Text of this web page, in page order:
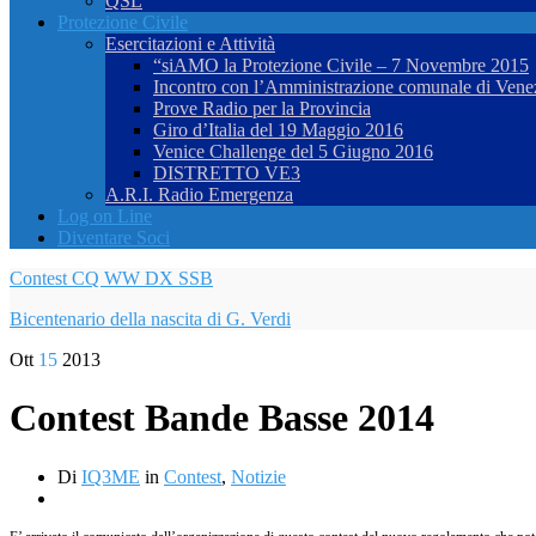
Protezione Civile
Esercitazioni e Attività
“siAMO la Protezione Civile – 7 Novembre 2015
Incontro con l’Amministrazione comunale di
Prove Radio per la Provincia
Giro d’Italia del 19 Maggio 2016
Venice Challenge del 5 Giugno 2016
DISTRETTO VE3
A.R.I. Radio Emergenza
Log on Line
Diventare Soci
Contest CQ WW DX SSB
Bicentenario della nascita di G. Verdi
Ott 15 2013
Contest Bande Basse 2014
Di IQ3ME in Contest, Notizie